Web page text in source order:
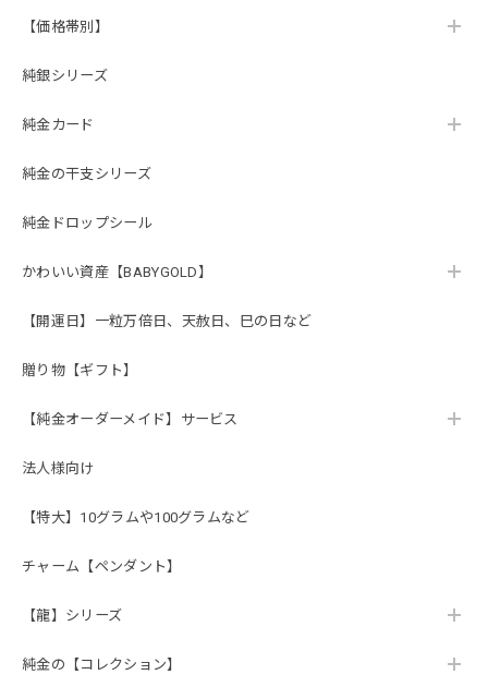
【価格帯別】
純銀シリーズ
純金カード
純金の干支シリーズ
純金ドロップシール
かわいい資産【BABYGOLD】
【開運日】一粒万倍日、天赦日、巳の日など
贈り物【ギフト】
【純金オーダーメイド】サービス
法人様向け
【特大】10グラムや100グラムなど
チャーム【ペンダント】
【龍】シリーズ
純金の【コレクション】